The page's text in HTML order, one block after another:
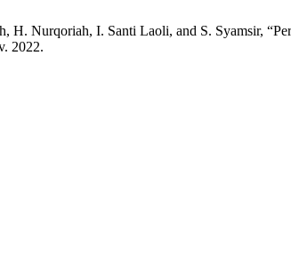
Nurqoriah, I. Santi Laoli, and S. Syamsir,
2022.